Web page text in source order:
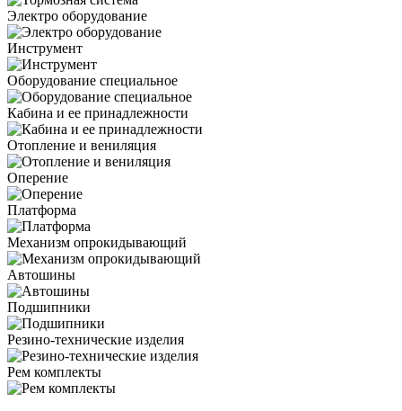
Электро оборудование
Инструмент
Оборудование специальное
Кабина и ее принадлежности
Отопление и вениляция
Оперение
Платформа
Механизм опрокидывающий
Автошины
Подшипники
Резино-технические изделия
Рем комплекты